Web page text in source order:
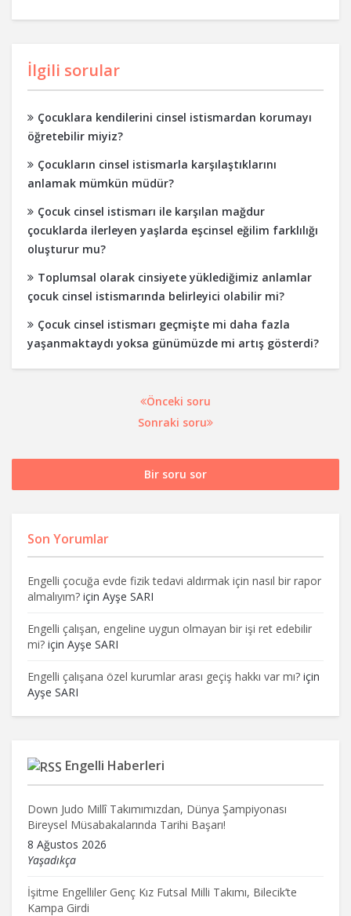
İlgili sorular
Çocuklara kendilerini cinsel istismardan korumayı
öğretebilir miyiz?
Çocukların cinsel istismarla karşılaştıklarını
anlamak mümkün müdür?
Çocuk cinsel istismarı ile karşılan mağdur
çocuklarda ilerleyen yaşlarda eşcinsel eğilim farklılığı
oluşturur mu?
Toplumsal olarak cinsiyete yüklediğimiz anlamlar
çocuk cinsel istismarında belirleyici olabilir mi?
Çocuk cinsel istismarı geçmişte mi daha fazla
yaşanmaktaydı yoksa günümüzde mi artış gösterdi?
Önceki soru
Sonraki soru
Bir soru sor
Son Yorumlar
Engelli çocuğa evde fizik tedavi aldırmak için nasıl bir rapor
almalıyım? için Ayşe SARI
Engelli çalışan, engeline uygun olmayan bir işi ret edebilir
mi? için Ayşe SARI
Engelli çalışana özel kurumlar arası geçiş hakkı var mı? için
Ayşe SARI
Engelli Haberleri
Down Judo Millî Takımımızdan, Dünya Şampiyonası
Bireysel Müsabakalarında Tarihi Başarı!
8 Ağustos 2026
Yaşadıkça
İşitme Engelliler Genç Kız Futsal Milli Takımı, Bilecik’te
Kampa Girdi